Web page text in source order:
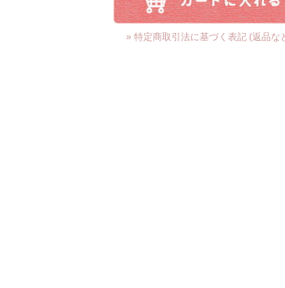
» 特定商取引法に基づく表記 (返品な